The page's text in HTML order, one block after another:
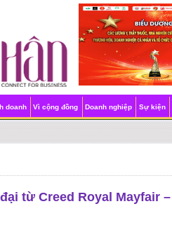
doanh Vì cộng đồng Doanh nghiệp Sự kiện
từ Creed Royal Mayfair